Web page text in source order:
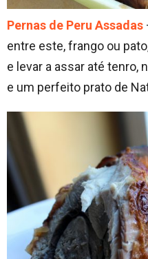
Pernas de Peru Assadas
entre este, frango ou
e levar a assar até tenro,
e um perfeito prato de